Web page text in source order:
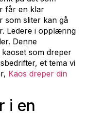
får en klar
som sliter kan gå
Ledere i opplæring
Denne
som dreper
et tema vi
Kaos dreper din
i en